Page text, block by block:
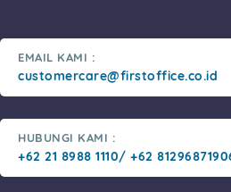
EMAIL KAMI :
customercare@firstoffice.co.id
HUBUNGI KAMI :
+62 21 8988 1110/ +62